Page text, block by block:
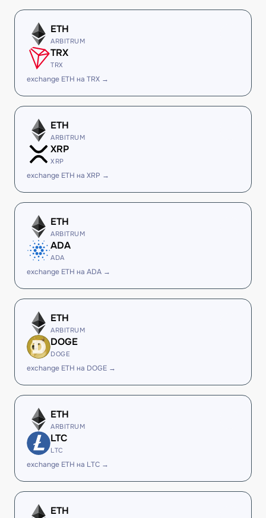
ETH
ARBITRUM
TRX
TRX
exchange ETH на TRX →
ETH
ARBITRUM
XRP
XRP
exchange ETH на XRP →
ETH
ARBITRUM
ADA
ADA
exchange ETH на ADA →
ETH
ARBITRUM
DOGE
DOGE
exchange ETH на DOGE →
ETH
ARBITRUM
LTC
LTC
exchange ETH на LTC →
ETH